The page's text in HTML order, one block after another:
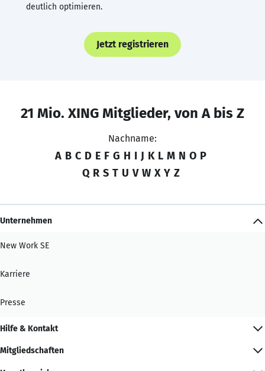
deutlich optimieren.
Jetzt registrieren
21 Mio. XING Mitglieder, von A bis Z
Nachname:
A B C D E F G H I J K L M N O P
Q R S T U V W X Y Z
Unternehmen
New Work SE
Karriere
Presse
Hilfe & Kontakt
Mitgliedschaften